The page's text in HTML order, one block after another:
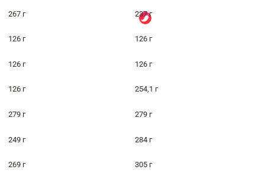
267 г 237 г
126 г 126 г
126 г 126 г
126 г 254,1 г
279 г 279 г
249 г 284 г
269 г 305 г